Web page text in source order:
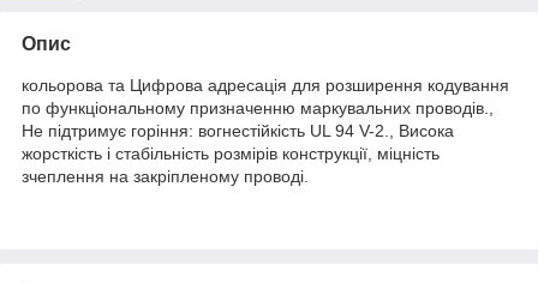
Опис
кольорова та Цифрова адресація для розширення кодування
по функціональному призначенню маркувальних проводів.,
Не підтримує горіння: вогнестійкість UL 94 V-2., Висока
жорсткість і стабільність розмірів конструкції, міцність
зчеплення на закріпленому проводі.